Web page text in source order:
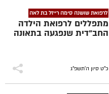
לרפואת שושנה סימה רייזל בת לאה
מתפללים לרפואת הילדה
החב"דית שנפגעה בתאונה
כ"ט סיון ה׳תשפ״ג